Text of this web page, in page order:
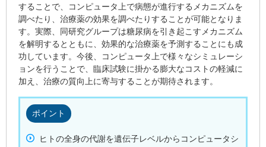
することで、コンピュータ上で病態が進行するメカニズムを
調べたり、治療薬の効果を調べたりすることが可能となりま
す。実際、同研究グループは糖尿病を引き起こすメカニズム
を解明するとともに、効果的な治療薬を予測することにも成
功しています。今後、コンピュータ上で様々なシミュレーシ
ョンを行うことで、臨床試験に掛かる膨大なコストの軽減に
加え、治療の質向上に寄与することが期待されます。
ポイント
ヒトの全身の代謝を遺伝子レベルからコンピュータシ